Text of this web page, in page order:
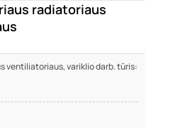
radiatoriaus
ventiliatoriaus, variklio darb. tūris: